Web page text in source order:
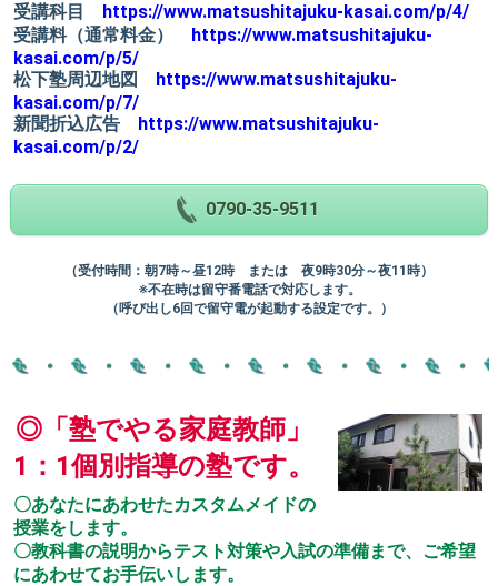
受講科目 https://www.matsushitajuku-kasai.com/p/4/
受講料（通常料金） https://www.matsushitajuku-
kasai.com/p/5/
松下塾周辺地図 https://www.matsushitajuku-
kasai.com/p/7/
新聞折込広告 https://www.matsushitajuku-
kasai.com/p/2/
0790-35-9511
（受付時間：朝7時～昼12時 または 夜9時30分～夜11時）
※不在時は留守番電話で対応します。
（呼び出し6回で留守電が起動する設定です。）
◎「塾でやる家庭教師」
1：1個別指導の塾です。
〇あなたにあわせたカスタムメイドの
授業をします。
〇教科書の説明からテスト対策や入試の準備まで、ご希望
にあわせてお手伝いします。